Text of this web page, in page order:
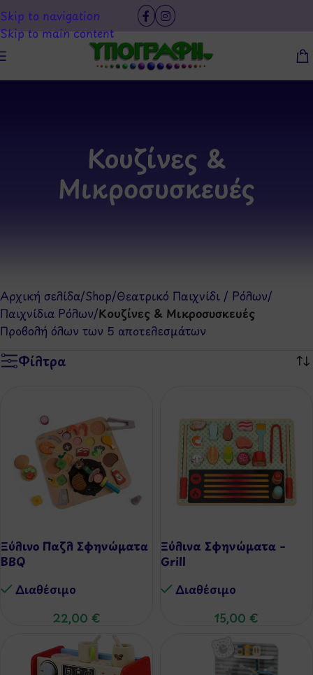
Skip to navigation
Skip to main content
Κουζίνες &
Μικροσυσκευές
Αρχική σελίδα/Shop/Θεατρικό Παιχνίδι / Ρόλων/
Παιχνίδια Ρόλων/Κουζίνες & Μικροσυσκευές
Προβολή όλων των 5 αποτελεσμάτων
Φίλτρα
Ξύλινο Παζλ Σφηνώματα
BBQ
Διαθέσιμo
22,00 €
Ξύλινα Σφηνώματα –
Grill
Διαθέσιμo
15,00 €